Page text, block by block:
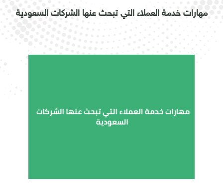
مهارات خدمة العملاء التي تبحث عنها الشركات السعودية